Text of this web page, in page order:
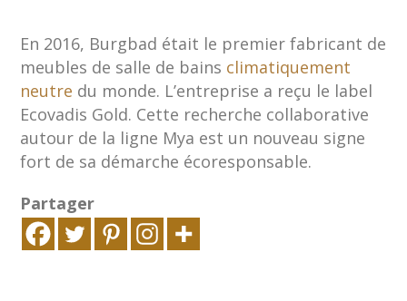
En 2016, Burgbad était le premier fabricant de
meubles de salle de bains climatiquement
neutre du monde. L’entreprise a reçu le label
Ecovadis Gold. Cette recherche collaborative
autour de la ligne Mya est un nouveau signe
fort de sa démarche écoresponsable.
Partager